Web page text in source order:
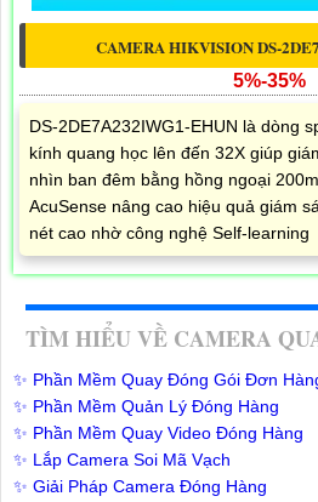
CAMERA HIKVISION DS-
5%-35%
DS-2DE7A232IWG1-EHUN là dòng
kính quang học lên đến 32X giúp
nhìn ban đêm bằng hồng ngoại
AcuSense nâng cao hiệu quả giám
nét cao nhờ công nghệ Self-learning
TÌM HIỂU VỀ CAMERA
✨ Phần Mềm Quay Đóng Gói Đơn
✨ Phần Mềm Quản Lý Đóng Hàng
✨ Phần Mềm Quay Video Đóng Hàng
✨ Lắp Camera Soi Mã Vạch
✨ Giải Pháp Camera Đóng Hàng